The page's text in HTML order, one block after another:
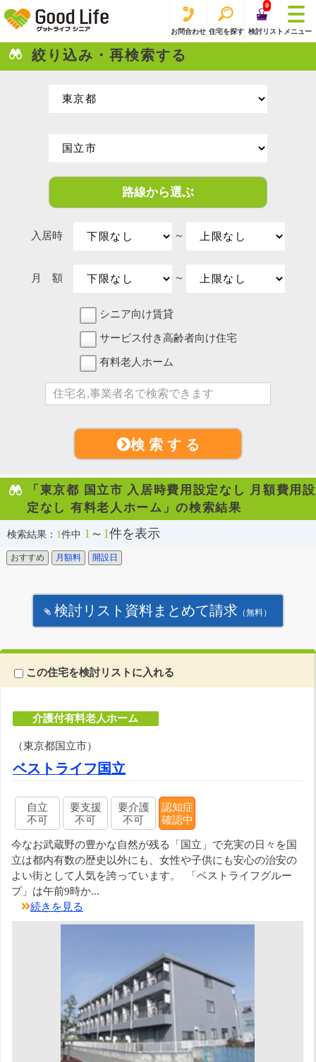
お問合わせ 住宅を探す
0
検討リスト メニュー
絞り込み・再検索する
路線から選ぶ
入居時 〜
月 額 〜
シニア向け賃貸
サービス付き高齢者向け住宅
有料老人ホーム
検 索 す る
「東京都 国立市 入居時費用設定なし 月額費用設
定なし 有料老人ホーム」の検索結果
検索結果： 1件中 1 ～ 1件を表示
おすすめ 月額料 開設日
検討リスト資料まとめて請求 （無料）
この住宅を検討リストに入れる
介護付有料老人ホーム
（東京都国立市）
ベストライフ国立
自立
不可
要支援
不可
要介護
不可
認知症
確認中
今なお武蔵野の豊かな自然が残る「国立」で充実の日々を国
立は都内有数の歴史以外にも、女性や子供にも安心の治安の
よい街として人気を誇っています。 「ベストライフグルー
プ」は午前9時か...
続きを見る